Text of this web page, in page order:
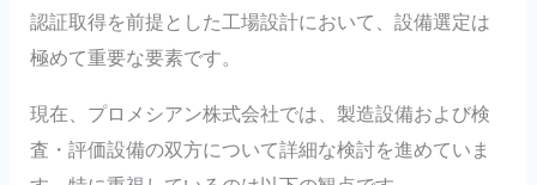
認証取得を前提とした工場設計において、設備選定は
極めて重要な要素です。
現在、プロメシアン株式会社では、製造設備および検
査・評価設備の双方について詳細な検討を進めていま